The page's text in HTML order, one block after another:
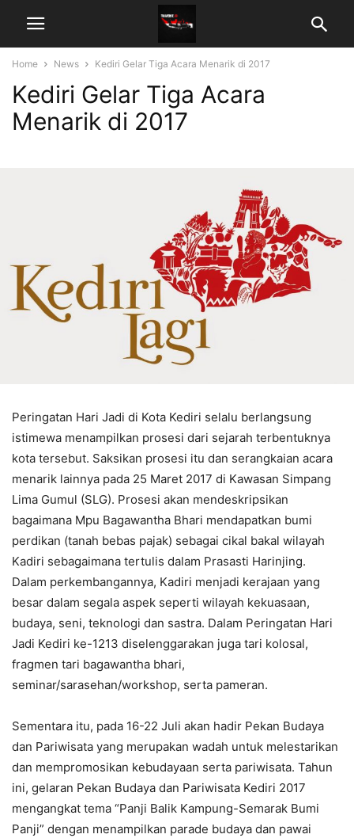
Home News Kediri Gelar Tiga Acara Menarik di 2017
Kediri Gelar Tiga Acara
Menarik di 2017
Peringatan Hari Jadi di Kota Kediri selalu berlangsung
istimewa menampilkan prosesi dari sejarah terbentuknya
kota tersebut. Saksikan prosesi itu dan serangkaian acara
menarik lainnya pada 25 Maret 2017 di Kawasan Simpang
Lima Gumul (SLG). Prosesi akan mendeskripsikan
bagaimana Mpu Bagawantha Bhari mendapatkan bumi
perdikan (tanah bebas pajak) sebagai cikal bakal wilayah
Kadiri sebagaimana tertulis dalam Prasasti Harinjing.
Dalam perkembangannya, Kadiri menjadi kerajaan yang
besar dalam segala aspek seperti wilayah kekuasaan,
budaya, seni, teknologi dan sastra. Dalam Peringatan Hari
Jadi Kediri ke-1213 diselenggarakan juga tari kolosal,
fragmen tari bagawantha bhari,
seminar/sarasehan/workshop, serta pameran.
Sementara itu, pada 16-22 Juli akan hadir Pekan Budaya
dan Pariwisata yang merupakan wadah untuk melestarikan
dan mempromosikan kebudayaan serta pariwisata. Tahun
ini, gelaran Pekan Budaya dan Pariwisata Kediri 2017
mengangkat tema “Panji Balik Kampung-Semarak Bumi
Panji” dengan menampilkan parade budaya dan pawai